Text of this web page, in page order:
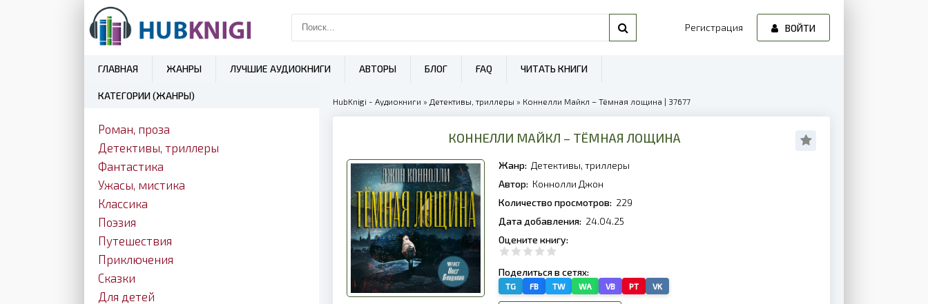
Регистрация ВОЙТИ
ГЛАВНАЯ ЖАНРЫ ЛУЧШИЕ АУДИОКНИГИ АВТОРЫ БЛОГ FAQ ЧИТАТЬ КНИГИ
HubKnigi - Аудиокниги » Детективы, триллеры » Коннелли Майкл – Тёмная лощина | 37677
КОННЕЛЛИ МАЙКЛ – ТЁМНАЯ ЛОЩИНА
Жанр: Детективы, триллеры
Автор: Коннолли Джон
Количество просмотров: 229
Дата добавления: 24.04.25
Оцените книгу:
Поделиться в сетях:
TG FB TW WA VB PT VK
КАТЕГОРИИ (ЖАНРЫ)
Роман, проза
Детективы, триллеры
Фантастика
Ужасы, мистика
Классика
Поэзия
Путешествия
Приключения
Сказки
Для детей